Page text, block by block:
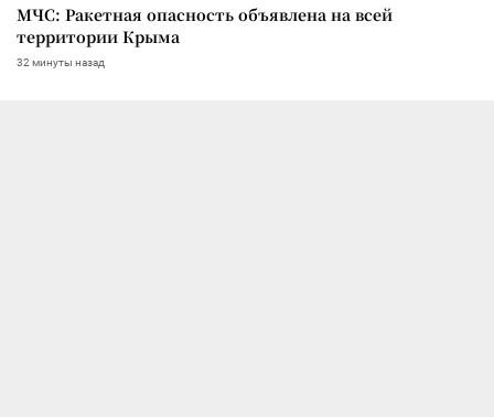
МЧС: Ракетная опасность объявлена на всей
территории Крыма
32 минуты назад